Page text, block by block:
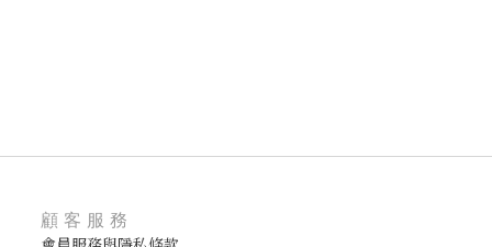
顧客服務